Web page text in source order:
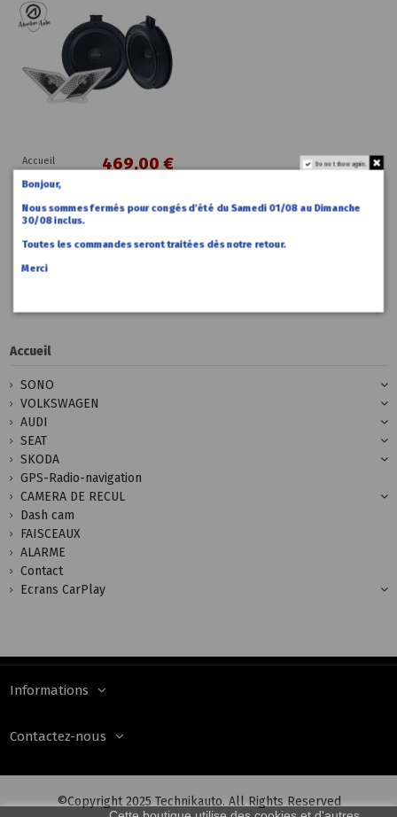
Accueil
Kit
Specifique
Haut
Parleurs Vw
Crafter
ALPINE
SPC-
469,00 €
Accueil
SONO
VOLKSWAGEN
AUDI
SEAT
SKODA
GPS-Radio-navigation
CAMERA DE RECUL
Dash cam
FAISCEAUX
ALARME
Contact
Ecrans CarPlay
Informations
Contactez-nous
©Copyright 2025 Technikauto. All Rights Reserved
Do not show again.
Bonjour,
Nous sommes fermés pour congés d’été du Samedi 01/08 au Dimanche
30/08 inclus.
Toutes les commandes seront traitées dès notre retour.
Merci